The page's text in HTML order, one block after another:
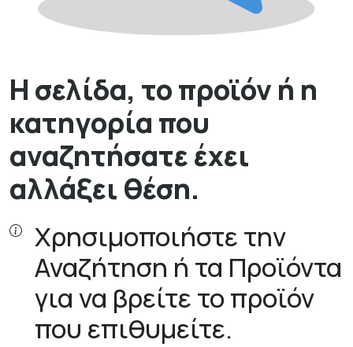
Η σελίδα, το προϊόν ή η
κατηγορία που
αναζητήσατε έχει
αλλάξει θέση.
Χρησιμοποιήστε την
Αναζήτηση ή τα Προϊόντα
για να βρείτε το προϊόν
που επιθυμείτε.